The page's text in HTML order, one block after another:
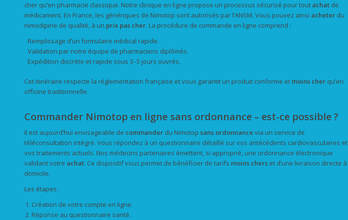
cher qu’en pharmacie classique. Notre clinique en ligne propose un processus sécurisé pour tout achat de
médicament. En France, les génériques de Nimotop sont autorisés par l’ANSM. Vous pouvez ainsi acheter du
nimodipine de qualité, à un prix pas cher. La procédure de commande en ligne comprend :
Remplissage d’un formulaire médical rapide.
Validation par notre équipe de pharmaciens diplômés.
Expédition discrète et rapide sous 3–5 jours ouvrés.
Cet itinéraire respecte la réglementation française et vous garantit un produit conforme et moins cher qu’en
officine traditionnelle.
Commander Nimotop en ligne sans ordonnance – est-ce possible ?
Il est aujourd’hui envisageable de commander du Nimotop sans ordonnance via un service de
téléconsultation intégré. Vous répondez à un questionnaire détaillé sur vos antécédents cardiovasculaires et
vos traitements actuels. Nos médecins partenaires émettent, si approprié, une ordonnance électronique
validant votre achat. Ce dispositif vous permet de bénéficier de tarifs moins chers et d’une livraison directe à
domicile.
Les étapes :
Création de votre compte en ligne.
Réponse au questionnaire santé.